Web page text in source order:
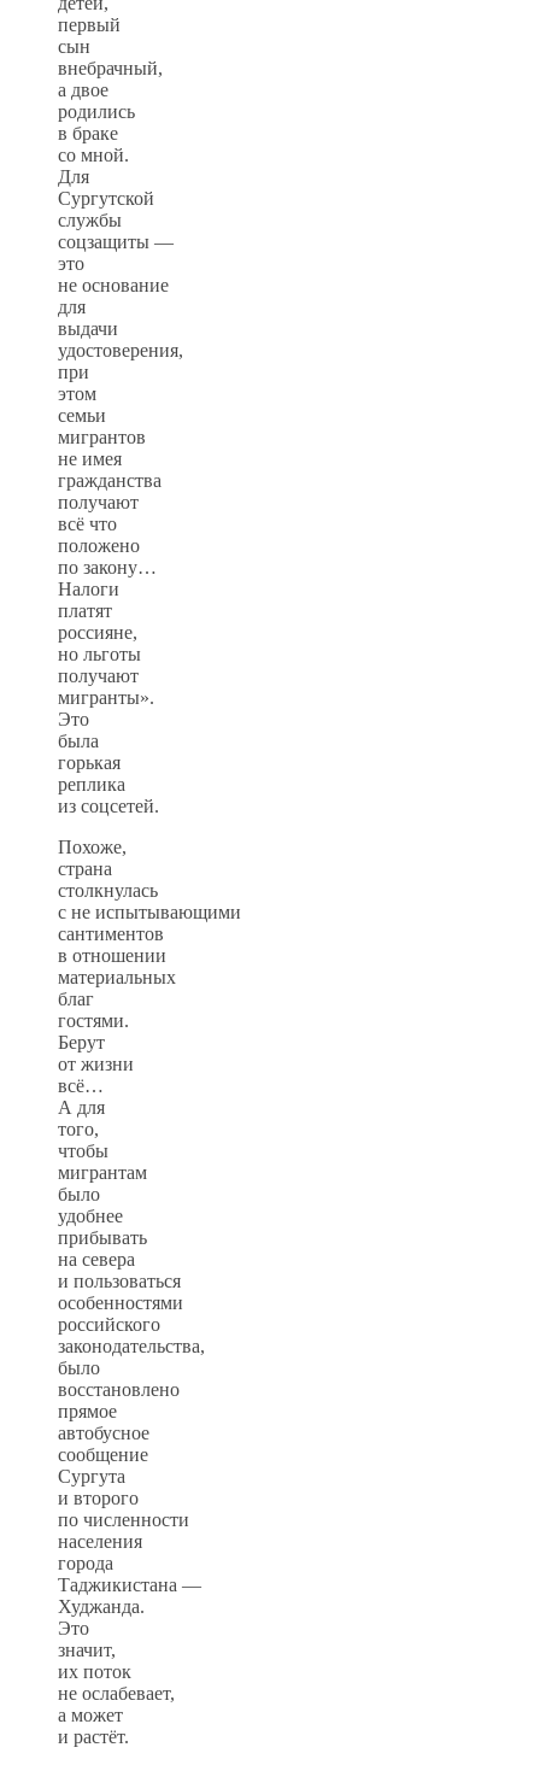
первый
сын
внебрачный,
а двое
родились
в браке
со мной.
Для
Сургутской
службы
соцзащиты —
это
не основание
для
выдачи
удостоверения,
при
этом
семьи
мигрантов
не имея
гражданства
получают
всё что
положено
по закону…
Налоги
платят
россияне,
но льготы
получают
мигранты».
Это
была
горькая
реплика
из соцсетей.
Похоже,
страна
столкнулась
с не испытывающими
сантиментов
в отношении
материальных
благ
гостями.
Берут
от жизни
всё…
А для
того,
чтобы
мигрантам
было
удобнее
прибывать
на севера
и пользоваться
особенностями
российского
законодательства,
было
восстановлено
прямое
автобусное
сообщение
Сургута
и второго
по численности
населения
города
Таджикистана —
Худжанда.
Это
значит,
их поток
не ослабевает,
а может
и растёт.